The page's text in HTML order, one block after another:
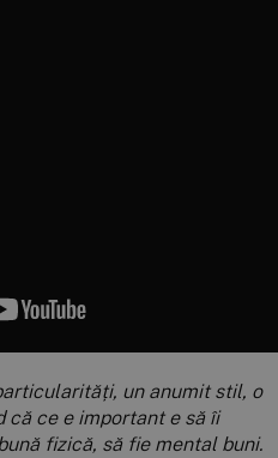
un anumit stil, o
că ce e important e să îi
fizică, să fie mental buni.